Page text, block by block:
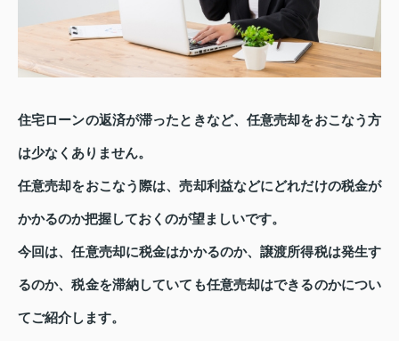
住宅ローンの返済が滞ったときなど、任意売却をおこなう方
は少なくありません。
任意売却をおこなう際は、売却利益などにどれだけの税金が
かかるのか把握しておくのが望ましいです。
今回は、任意売却に税金はかかるのか、譲渡所得税は発生す
るのか、税金を滞納していても任意売却はできるのかについ
てご紹介します。